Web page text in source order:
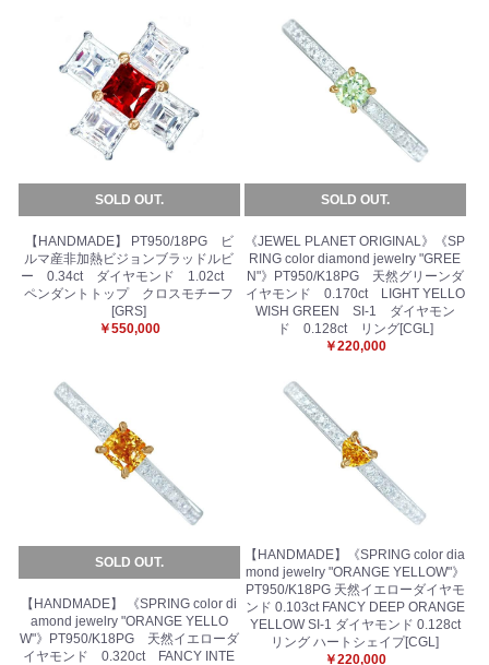
SOLD OUT.
【HANDMADE】 PT950/18PG ビ
ルマ産非加熱ビジョンブラッドルビ
ー 0.34ct ダイヤモンド 1.02ct
ペンダントトップ クロスモチーフ
[GRS]
￥550,000
SOLD OUT.
《JEWEL PLANET ORIGINAL》《SP
RING color diamond jewelry "GREE
N"》PT950/K18PG 天然グリーンダ
イヤモンド 0.170ct LIGHT YELLO
WISH GREEN SI-1 ダイヤモン
ド 0.128ct リング[CGL]
￥220,000
SOLD OUT.
【HANDMADE】 《SPRING color di
amond jewelry "ORANGE YELLO
W"》PT950/K18PG 天然イエローダ
イヤモンド 0.320ct FANCY INTE
【HANDMADE】《SPRING color dia
mond jewelry "ORANGE YELLOW"》
PT950/K18PG 天然イエローダイヤモ
ンド 0.103ct FANCY DEEP ORANGE
YELLOW SI-1 ダイヤモンド 0.128ct
リング ハートシェイプ[CGL]
￥220,000